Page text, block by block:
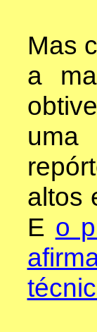
Mas
a
altos
E o